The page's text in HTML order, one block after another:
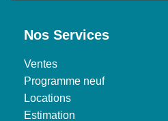
Nos Services
Ventes
Programme neuf
Locations
Estimation